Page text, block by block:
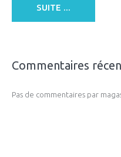
SUITE ...
Commentaires
Pas de commentaires par